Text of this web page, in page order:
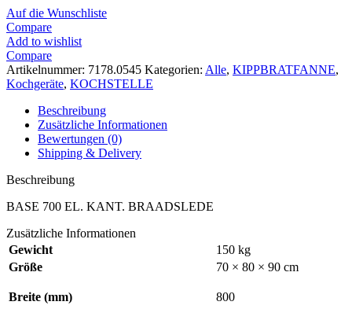
Auf die Wunschliste
Compare
Add to wishlist
Compare
Artikelnummer: 7178.0545 Kategorien: Alle, KIPPBRATFANNE,
Kochgeräte, KOCHSTELLE
Beschreibung
Zusätzliche Informationen
Bewertungen (0)
Shipping & Delivery
Beschreibung
BASE 700 EL. KANT. BRAADSLEDE
Zusätzliche Informationen
Gewicht
150 kg
Größe
70 × 80 × 90 cm
Breite (mm) 800